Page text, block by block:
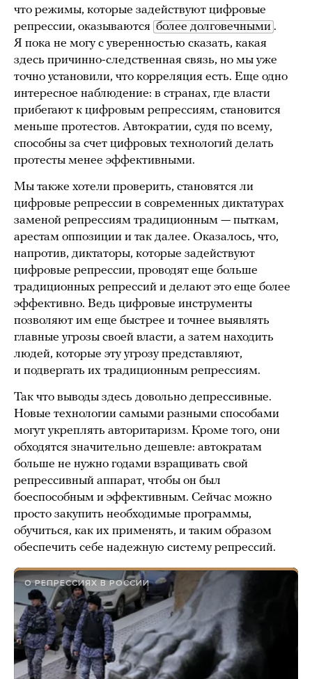
что режимы, которые задействуют цифровые
репрессии, оказываются более долговечными .
Я пока не могу с уверенностью сказать, какая
здесь причинно-следственная связь, но мы уже
точно установили, что корреляция есть. Еще одно
интересное наблюдение: в странах, где власти
прибегают к цифровым репрессиям, становится
меньше протестов. Автократии, судя по всему,
способны за счет цифровых технологий делать
протесты менее эффективными.
Мы также хотели проверить, становятся ли
цифровые репрессии в современных диктатурах
заменой репрессиям традиционным — пыткам,
арестам оппозиции и так далее. Оказалось, что,
напротив, диктаторы, которые задействуют
цифровые репрессии, проводят еще больше
традиционных репрессий и делают это еще более
эффективно. Ведь цифровые инструменты
позволяют им еще быстрее и точнее выявлять
главные угрозы своей власти, а затем находить
людей, которые эту угрозу представляют,
и подвергать их традиционным репрессиям.
Так что выводы здесь довольно депрессивные.
Новые технологии самыми разными способами
могут укреплять авторитаризм. Кроме того, они
обходятся значительно дешевле: автократам
больше не нужно годами взращивать свой
репрессивный аппарат, чтобы он был
боеспособным и эффективным. Сейчас можно
просто закупить необходимые программы,
обучиться, как их применять, и таким образом
обеспечить себе надежную систему репрессий.
О РЕПРЕССИЯХ В РОССИИ